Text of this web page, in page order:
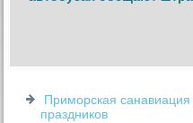
Приморская
праздников